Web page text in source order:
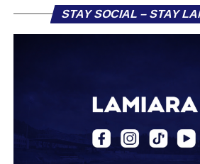
επίσης σε Εθνικό και Ζάκυνθο.
από τα τμήματα υποδομής του ΠΑΣ
Καλωσορίζουμε τον Βασίλη στην
επιτυχίες.»
STAY SOCIAL – STAY